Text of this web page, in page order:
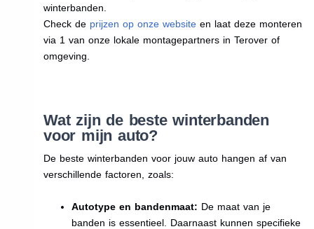
winterbanden.
Check de prijzen op onze websiteen laat deze monteren
via 1 van onze lokale montagepartners in Terover of
omgeving.
Wat zijn de beste winterbanden
voor mijn auto?
De beste winterbanden voor jouw auto hangen af van
verschillende factoren, zoals:
Autotype en bandenmaat: De maat van je
banden is essentieel. Daarnaast kunnen specifieke